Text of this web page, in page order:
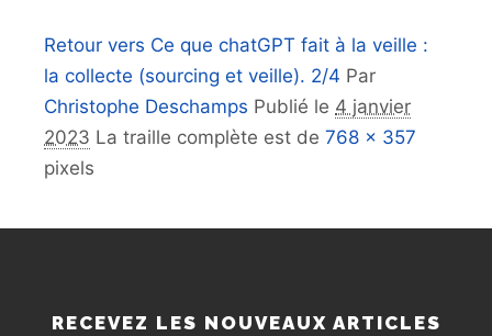
Retour vers Ce que chatGPT fait à la veille :
la collecte (sourcing et veille). 2/4 Par
Christophe Deschamps Publié le 4 janvier
2023 La traille complète est de 768 × 357
pixels
RECEVEZ LES NOUVEAUX ARTICLES